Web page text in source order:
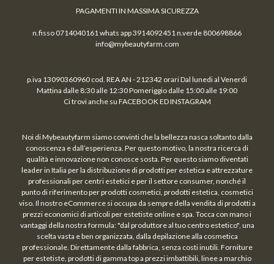
PAGAMENTI IN MASSIMA SICUREZZA
n.fisso 0714040161 whats app 3914092451 n.verde 800698866
info@mybeautyfarm.com
p.iva 13090360960 cod. REA AN - 212342 orari Dal lunedi al Venerdi
Mattina dalle 8:30 alle 12:30 Pomeriggio dalle 15:00 alle 19:00
Ci trovi anche su FACEBOOK ED INSTAGRAM
Noi di Mybeautyfarm siamo convinti che la bellezza nasca soltanto dalla
conoscenza e dall’esperienza. Per questo motivo, la nostra ricerca di
qualità e innovazione non conosce sosta. Per questo siamo diventati
leader in Italia per la distribuzione di prodotti per estetica e attrezzature
professionali per centri estetici e per il settore consumer, nonché il
punto di riferimento per prodotti cosmetici, prodotti estetica, cosmetici
viso. Il nostro eCommerce si occupa da sempre della vendita di prodotti a
prezzi economici di articoli per estetiste online e spa. Tocca con mano i
vantaggi della nostra formula: "dal produttore al tuo centro estetico", una
scelta vasta e ben organizzata, dalla depilazione alla cosmetica
professionale. Direttamente dalla fabbrica, senza costi inutili. Forniture
per estetiste, prodotti di gamma top a prezzi imbattibili, linee a marchio